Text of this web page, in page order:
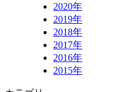
2020年
2019年
2018年
2017年
2016年
2015年